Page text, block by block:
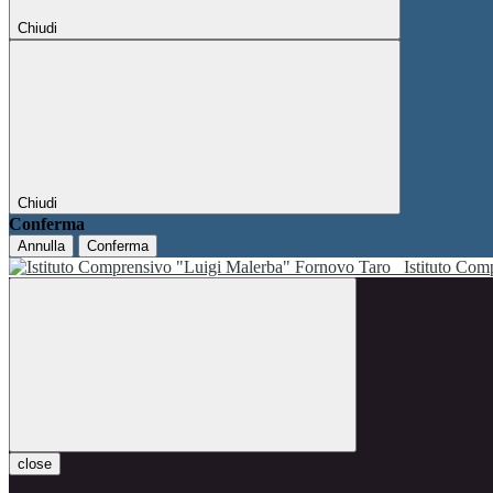
Chiudi
Chiudi
Conferma
Annulla Conferma
Istituto
close